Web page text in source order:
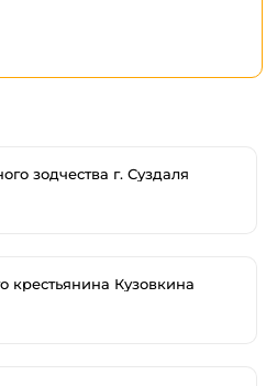
зодчества г. Суздаля
крестьянина Кузовкина